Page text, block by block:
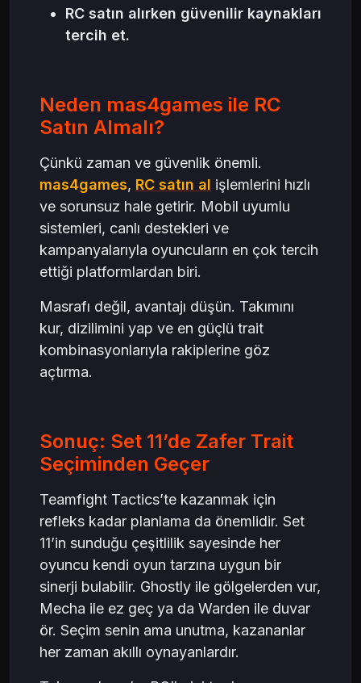
RC satın alırken güvenilir kaynakları
tercih et.
Neden mas4games ile RC
Satın Almalı?
Çünkü zaman ve güvenlik önemli.
mas4games, RC satın al işlemlerini hızlı
ve sorunsuz hale getirir. Mobil uyumlu
sistemleri, canlı destekleri ve
kampanyalarıyla oyuncuların en çok tercih
ettiği platformlardan biri.
Masrafı değil, avantajı düşün. Takımını
kur, dizilimini yap ve en güçlü trait
kombinasyonlarıyla rakiplerine göz
açtırma.
Sonuç: Set 11’de Zafer Trait
Seçiminden Geçer
Teamfight Tactics’te kazanmak için
refleks kadar planlama da önemlidir. Set
11’in sunduğu çeşitlilik sayesinde her
oyuncu kendi oyun tarzına uygun bir
sinerji bulabilir. Ghostly ile gölgelerden vur,
Mecha ile ez geç ya da Warden ile duvar
ör. Seçim senin ama unutma, kazananlar
her zaman akıllı oynayanlardır.